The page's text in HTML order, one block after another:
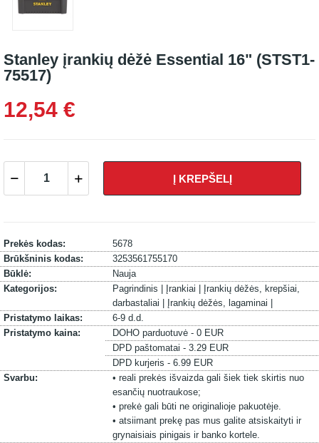
Stanley įrankių dėžė Essential 16" (STST1-
75517)
12,54 €
Į KREPŠELĮ
Prekės kodas:
5678
Brūkšninis kodas:
3253561755170
Būklė:
Nauja
Kategorijos:
Pagrindinis | Įrankiai |
Įrankių dėžės, krepšiai,
darbastaliai |
Įrankių dėžės, lagaminai |
Pristatymo laikas:
6-9 d.d.
Pristatymo kaina:
DOHO parduotuvė - 0 EUR
DPD paštomatai - 3.29 EUR
DPD kurjeris - 6.99 EUR
Svarbu:
• reali prekės išvaizda gali šiek tiek skirtis nuo
esančių nuotraukose;
• prekė gali būti ne originalioje pakuotėje.
• atsiimant prekę pas mus galite atsiskaityti ir
grynaisiais pinigais ir banko kortele.